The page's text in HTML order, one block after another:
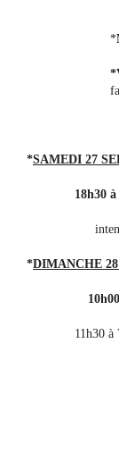
*
*SAMEDI 27
18h30 à
*DIMANCHE
10h00
11h30 à